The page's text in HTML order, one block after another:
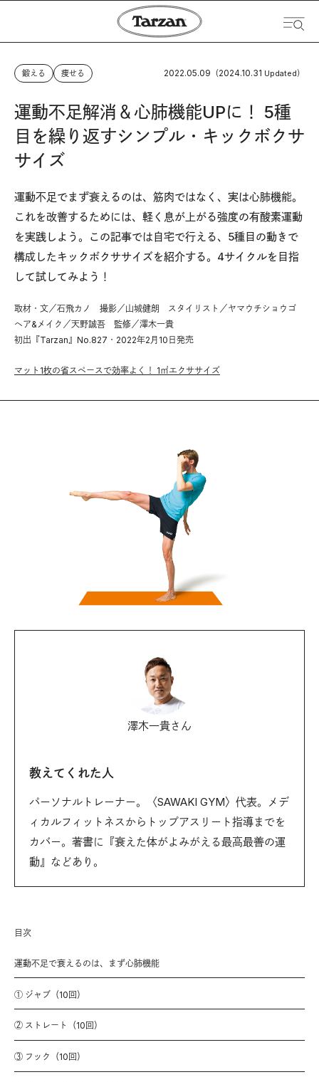
鍛える 痩せる 2022.05.09 （2024.10.31 Updated）
運動不足解消＆心肺機能UPに！ 5種
目を繰り返すシンプル・キックボクサ
サイズ
運動不足でまず衰えるのは、筋肉ではなく、実は心肺機能。
これを改善するためには、軽く息が上がる強度の有酸素運動
を実践しよう。この記事では自宅で行える、5種目の動きで
構成したキックボクササイズを紹介する。4サイクルを目指
して試してみよう！
取材・文／石飛カノ 撮影／山城健朗 スタイリスト／ヤマウチショウゴ
ヘア&メイク／天野誠吾 監修／澤木一貴
初出『Tarzan』No.827・2022年2月10日発売
マット1枚の省スペースで効率よく！ 1㎡エクササイズ
澤木一貴さん
教えてくれた人
パーソナルトレーナー。〈SAWAKI GYM〉代表。メデ
ィカルフィットネスからトップアスリート指導までを
カバー。著書に『衰えた体がよみがえる最高最善の運
動』などあり。
目次
運動不足で衰えるのは、まず心肺機能
① ジャブ（10回）
② ストレート（10回）
③ フック（10回）